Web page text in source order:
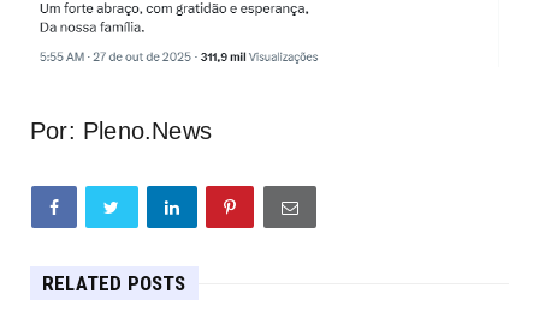
Por: Pleno.News
RELATED POSTS